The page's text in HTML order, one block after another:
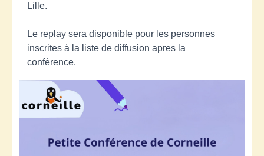
Lille.
Le replay sera disponible pour les personnes
inscrites à la liste de diffusion apres la
conférence.